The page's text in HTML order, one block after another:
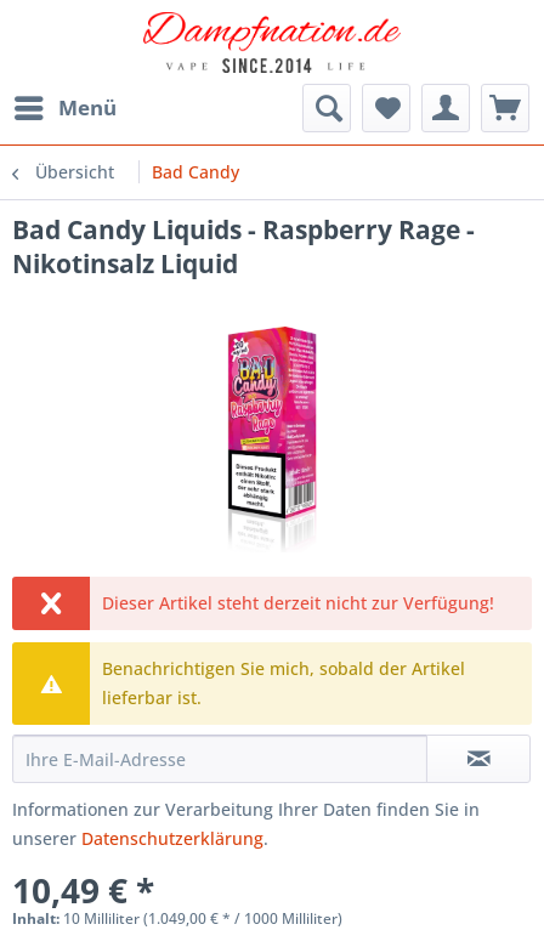
Menü
Übersicht Bad Candy
Bad Candy Liquids - Raspberry Rage -
Nikotinsalz Liquid
Dieser Artikel steht derzeit nicht zur Verfügung!
Benachrichtigen Sie mich, sobald der Artikel
lieferbar ist.
Informationen zur Verarbeitung Ihrer Daten finden Sie in
unserer Datenschutzerklärung.
10,49 € *
Inhalt: 10 Milliliter (1.049,00 € * / 1000 Milliliter)